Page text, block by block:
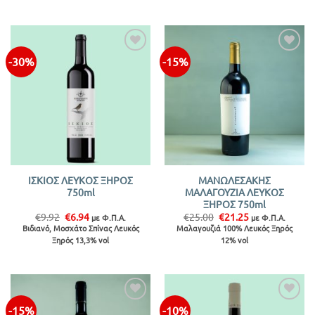
-30%
ΙΣΚΙΟΣ ΛΕΥΚΟΣ ΞΗΡΟΣ
750ml
€9.92 Original
price
was:
€9.92.
€6.94Η
τρέχουσα
τιμή
είναι:
με Φ.Π.Α.
Βιδιανό, Μοσχάτο Σπίνας Λευκός
Ξηρός 13,3% vol
-15%
ΜΑΝΩΛΕΣΑΚΗΣ
ΜΑΛΑΓΟΥΖΙΑ ΛΕΥΚΟΣ
ΞΗΡΟΣ 750ml
€25.00 Original
price
was:
€25.00.
€21.25Η
τρέχουσα
τιμή
με Φ.Π.Α.
Μαλαγουζιά 100% Λευκός Ξηρός
12% vol
-15% -10%